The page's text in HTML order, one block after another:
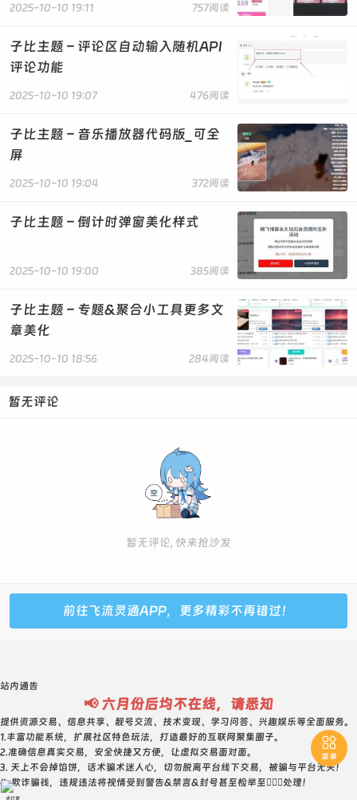
757阅读
2025-10-10 19:11
子比主题 – 评论区自动输入随机API
评论功能
476阅读
2025-10-10 19:07
子比主题 – 音乐播放器代码版_可全
屏
372阅读
2025-10-10 19:04
子比主题 – 倒计时弹窗美化样式
385阅读
2025-10-10 19:00
子比主题 – 专题&聚合小工具更多文
章美化
284阅读
2025-10-10 18:56
暂无评论
暂无评论, 快来抢沙发
前往飞流灵通APP，更多精彩不再错过！

菜单
站内通告
📢 六月份后均不在线，请悉知
提供资源交易、信息共享、靓号交流、技术变现、学习问答、兴趣娱乐等全面服务。
1.丰富功能系统，扩展社区特色玩法，打造最好的互联网聚集圈子。
2.准确信息真实交易，安全快捷又方便，让虚拟交易面对面。
3. 天上不会掉馅饼，话术骗术迷人心，切勿脱离平台线下交易，被骗与平台无关！
4. 欺诈骗钱，违规违法将视情受到警告&禁言&封号甚至检举至👮🏻‍♀️处理！
求打赏